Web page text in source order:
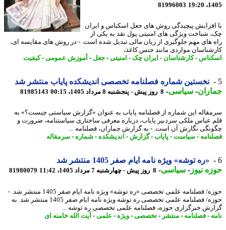
81996003
پیچیدگی روش های جعل اسکناس و ایران
شناخت ویژگی های امنیتی پول نقد به یکی از
های مهم جلوگیری از زیان مالی تبدیل شده است. - در روش های مقایسه ای،
مواردی مانند جنس کاغذ،
-کارشناسان-ایران چک -امنیتی-جعل -آموزش عمومی-کیفیت
نخستین شماره فصلنامه تخصصی اندیشکده پایاب منتشر شد
- سیاسی-8 روز پیش - پنجشنبه 8 مرداد 1405، 00:15 81985143
این شماره از فصلنامه پایاب به عنوان «گزارش سیاستی چیست؟» به
عباس ملکی سردبیر پایاب، درباره معرفی ساختاری سیاستنامه، ضرورت و
نگارش آن است. - به گزارش جماران، فصلنامه ...
-سیاست-پایاب-گزارش -اندیشکده-شماره-سرمقاله
«ره توشه» ویژه نامه ایام صفر 1405 منتشر شد
نیوز-سیاسی-8 روز پیش - چهارشنبه 7 مرداد 1405، 11:42 81980079
حوزه/ فصلنامه علمی تخصصی «ره توشه» ویژه نامه ایام صفر 1405 منتشر شد. -
حوزه/ فصلنامه علمی تخصصی ره توشه ویژه نامه ایام صفر 1405 منتشر شد. به
خبرگزاری حوزه، فصلنامه علمی تخصصی ره توشه ...
-فصلنامه-منتشر-تخصصی-ویژه -علمی-آیت الله خامنه ای